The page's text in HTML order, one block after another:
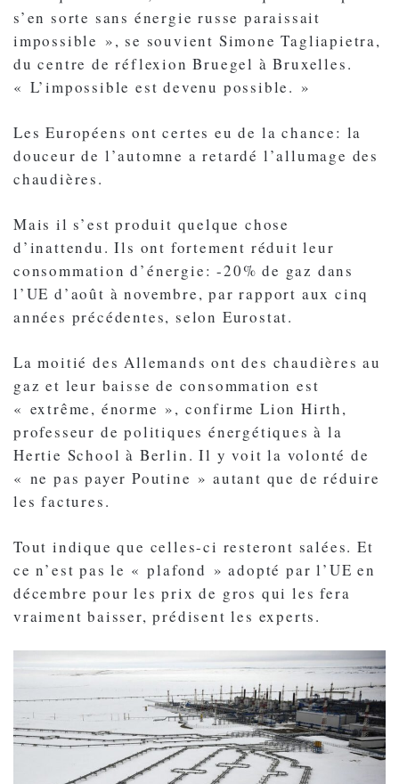
s’en sorte sans énergie russe paraissait
impossible », se souvient Simone Tagliapietra,
du centre de réflexion Bruegel à Bruxelles.
« L’impossible est devenu possible. »
Les Européens ont certes eu de la chance: la
douceur de l’automne a retardé l’allumage des
chaudières.
Mais il s’est produit quelque chose
d’inattendu. Ils ont fortement réduit leur
consommation d’énergie: -20% de gaz dans
l’UE d’août à novembre, par rapport aux cinq
années précédentes, selon Eurostat.
La moitié des Allemands ont des chaudières au
gaz et leur baisse de consommation est
« extrême, énorme », confirme Lion Hirth,
professeur de politiques énergétiques à la
Hertie School à Berlin. Il y voit la volonté de
« ne pas payer Poutine » autant que de réduire
les factures.
Tout indique que celles-ci resteront salées. Et
ce n’est pas le « plafond » adopté par l’UE en
décembre pour les prix de gros qui les fera
vraiment baisser, prédisent les experts.